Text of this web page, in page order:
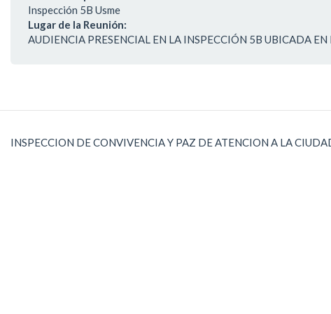
Inspección 5B Usme
Lugar de la Reunión:
AUDIENCIA PRESENCIAL EN LA INSPECCIÓN 5B UBICADA
INSPECCION DE CONVIVENCIA Y PAZ DE ATENCION A LA